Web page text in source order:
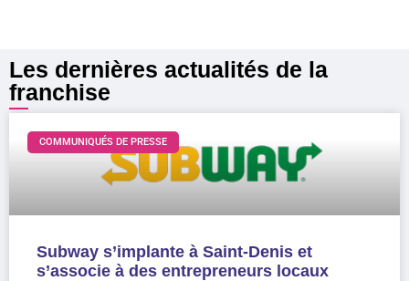
Les dernières actualités de la
franchise
COMMUNIQUÉS DE PRESSE
Subway s’implante à Saint-Denis et
s’associe à des entrepreneurs locaux